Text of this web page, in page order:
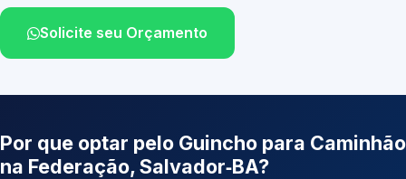
Solicite seu Orçamento
Por que optar pelo Guincho para Caminhão
na Federação, Salvador‑BA?